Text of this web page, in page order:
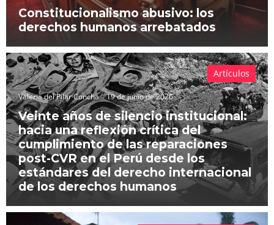
Constitucionalismo abusivo: los
derechos humanos arrebatados
Valeria del Pilar Concha 19 de junio de 2026
Veinte años de silencio institucional:
hacia una reflexión crítica del
cumplimiento de las reparaciones
post-CVR en el Perú desde los
estándares del derecho internacional
de los derechos humanos
Artículos